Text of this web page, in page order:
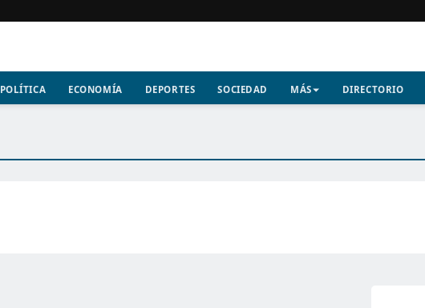
POLÍTICA ECONOMÍA DEPORTES SOCIEDAD MÁS DIRECTORIO